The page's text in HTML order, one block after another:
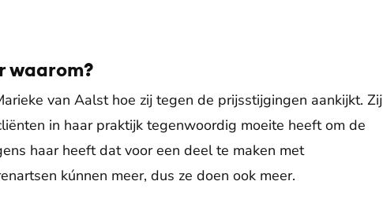
waarom?
van Aalst hoe zij tegen de prijsstijgingen aankijkt. Zij
in haar praktijk tegenwoordig moeite heeft om de
haar heeft dat voor een deel te maken met
kúnnen meer, dus ze doen ook meer.